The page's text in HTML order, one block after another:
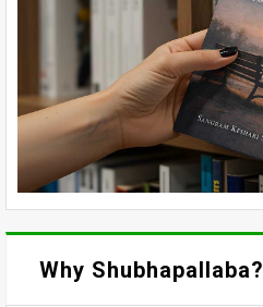
Why Shubhapallaba?